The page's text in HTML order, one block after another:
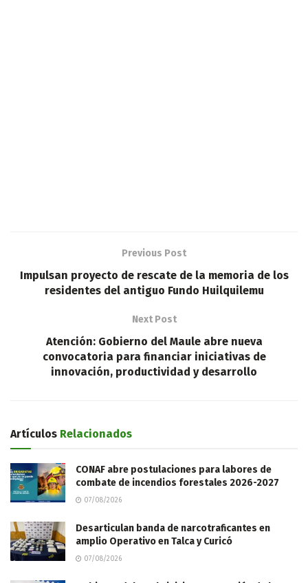
Previous Post
Impulsan proyecto de rescate de la memoria de los
residentes del antiguo Fundo Huilquilemu
Next Post
Atención: Gobierno del Maule abre nueva
convocatoria para financiar iniciativas de
innovación, productividad y desarrollo
Artículos Relacionados
CONAF abre postulaciones para labores de
combate de incendios forestales 2026-2027
07/08/2026
Desarticulan banda de narcotraficantes en
amplio Operativo en Talca y Curicó
07/08/2026